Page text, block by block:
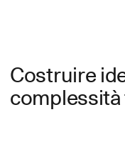
Costruire